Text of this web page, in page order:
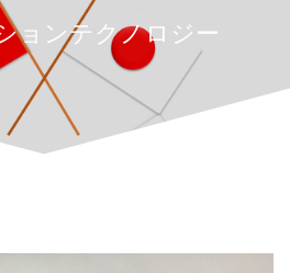
ョンテクノロジー